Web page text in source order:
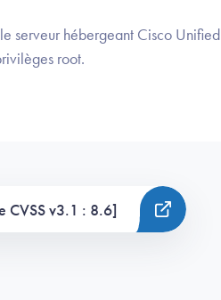
serveur hébergeant Cisco Unified
root.
CVSS v3.1 : 8.6]